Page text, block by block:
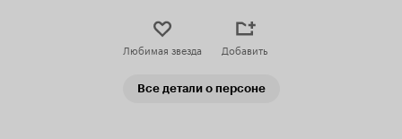
Любимая звезда Добавить
Все детали о персоне